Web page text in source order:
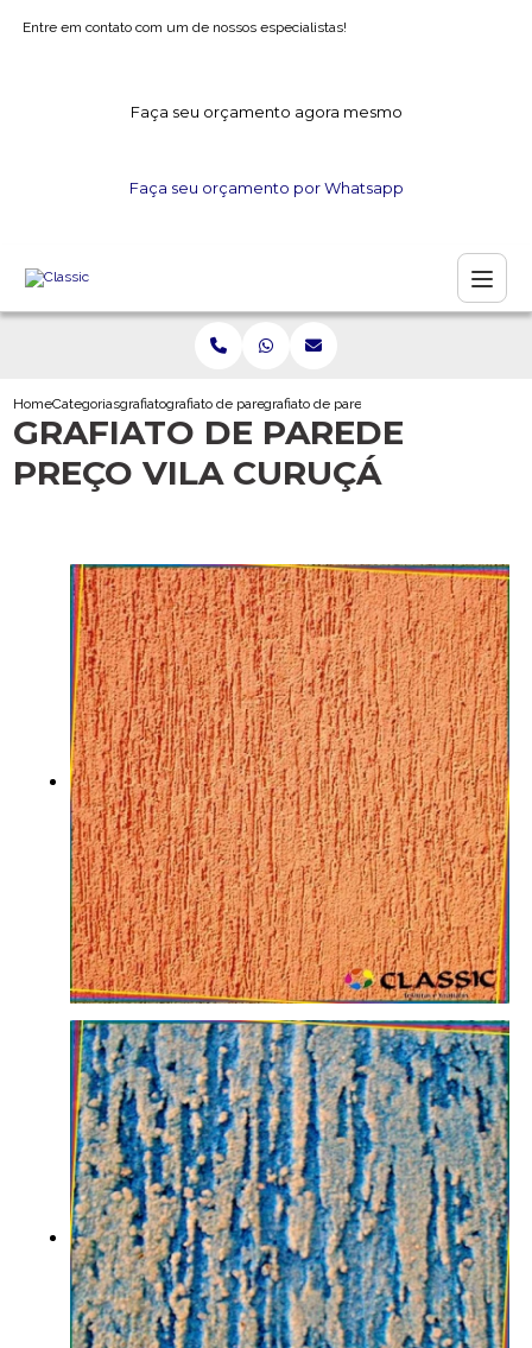
Entre em contato com um de nossos especialistas!
Faça seu orçamento agora mesmo
Faça seu orçamento por Whatsapp
HomeCategoriasgrafiatografiato de paredegrafiato de parede preco vila curuca
GRAFIATO DE PAREDE
PREÇO VILA CURUÇÁ